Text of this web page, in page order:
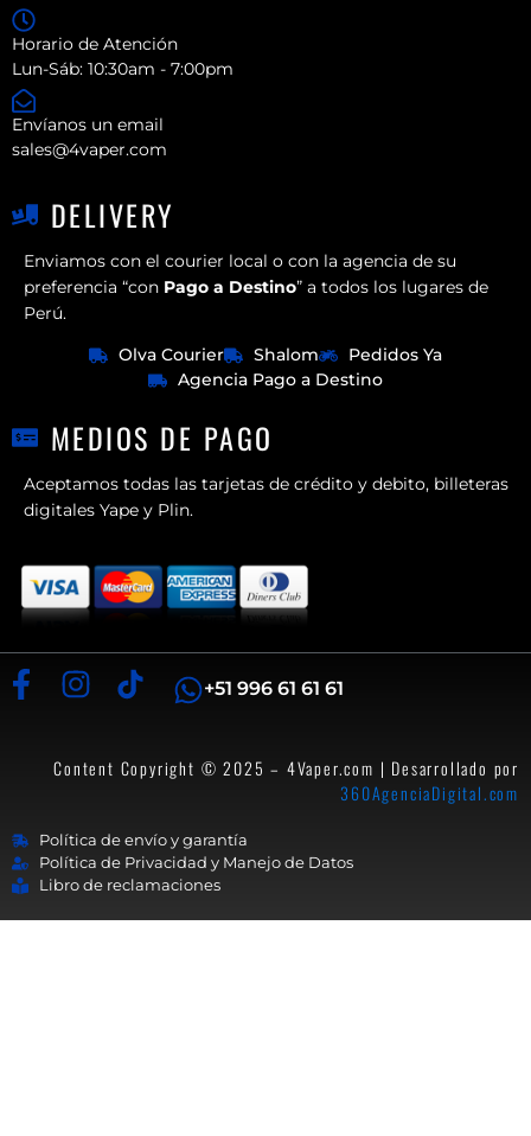
Horario de Atención
Lun-Sáb: 10:30am - 7:00pm
Envíanos un email
sales@4vaper.com
DELIVERY
Enviamos con el courier local o con la agencia de su
preferencia “con Pago a Destino” a todos los lugares de
Perú.
Olva Courier
Shalom
Pedidos Ya
Agencia Pago a Destino
MEDIOS DE PAGO
Aceptamos todas las tarjetas de crédito y debito, billeteras
digitales Yape y Plin.
+51 996 61 61 61
Content Copyright © 2025 – 4Vaper.com | Desarrollado por
360AgenciaDigital.com
Política de envío y garantía
Política de Privacidad y Manejo de Datos
Libro de reclamaciones